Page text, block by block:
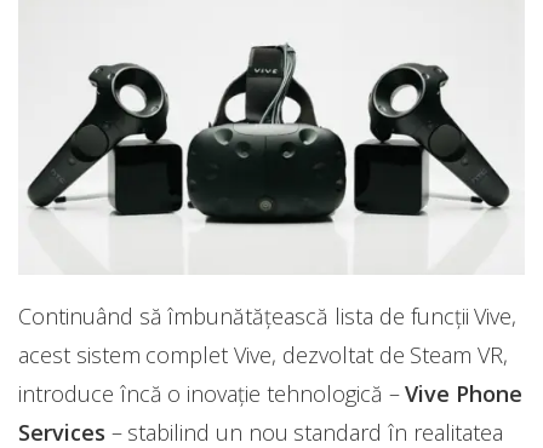
Continuând să îmbunătăţească lista de funcţii Vive,
acest sistem complet Vive, dezvoltat de Steam VR,
introduce încă o inovaţie tehnologică –Vive Phone
Services – stabilind un nou standard în realitatea